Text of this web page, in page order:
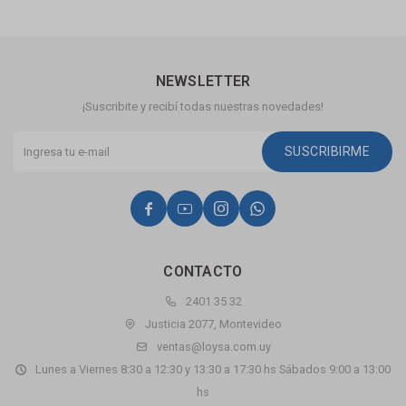
CONTACTO
2401 35 32
Justicia 2077, Montevideo
ventas@loysa.com.uy
Lunes a Viernes 8:30 a 12:30 y 13:30 a 17:30 hs Sábados 9:00 a 13:00
hs
NEWSLETTER
¡Suscribite y recibí todas nuestras novedades!
SUSCRIBIRME
   